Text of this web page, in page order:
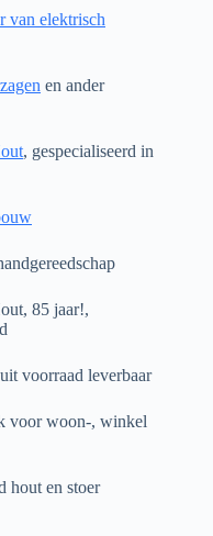
van elektrisch
en ander
, gespecialiseerd in
85 jaar!,
voorraad leverbaar
voor woon-, winkel
hout en stoer